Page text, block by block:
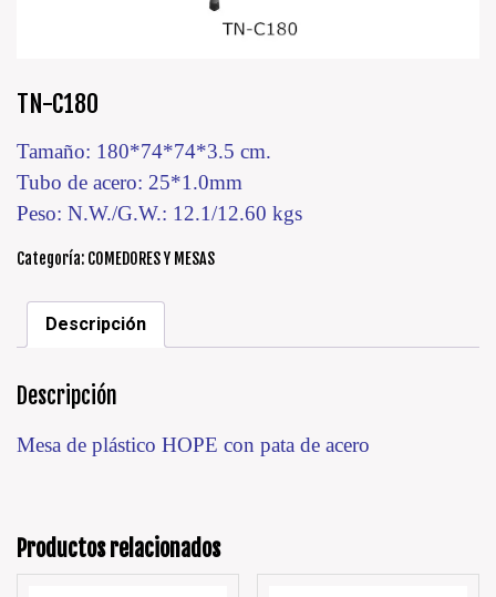
TN-C180
Tamaño: 180*74*74*3.5 cm.
Tubo de acero: 25*1.0mm
Peso: N.W./G.W.: 12.1/12.60 kgs
Categoría: COMEDORES Y MESAS
Descripción
Descripción
Mesa de plástico HOPE con pata de acero
Productos relacionados